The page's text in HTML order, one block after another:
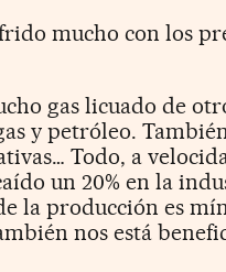
mucho con los
gas licuado de
y petróleo.
Todo, a
un 20% en la
la producción es
nos está